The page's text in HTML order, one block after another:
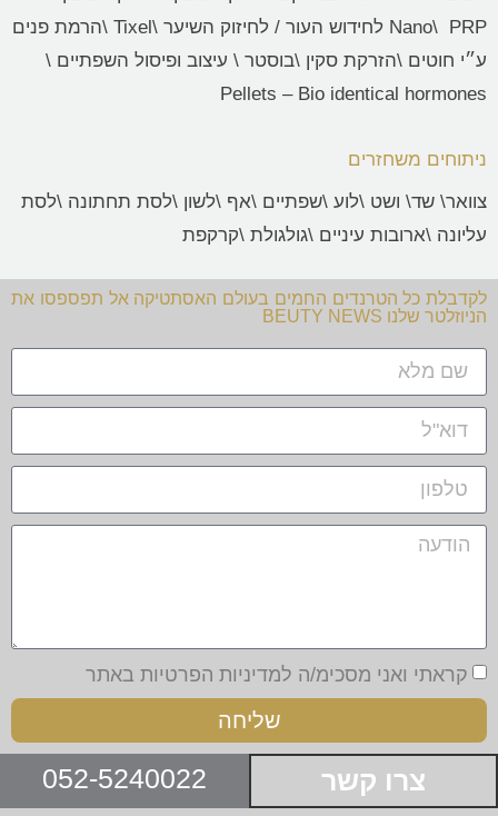
צרו קשר
Nano\ PRP לחידוש העור / לחיזוק השיער \
Tixel
\הרמת פנים
ע״י חוטים \הזרקת סקין \בוסטר \ עיצוב ופיסול השפתיים \
Pellets – Bio identical hormones
ניתוחים משחזרים
צוואר\ שד\ ושט \לוע \שפתיים \אף \לשון \לסת תחתונה \לסת
עליונה \ארובות עיניים \גולגולת \קרקפת
לקדבלת כל הטרנדים החמים בעולם האסתטיקה אל תפספסו את
הניוזלטר שלנו BEUTY NEWS
קראתי ואני מסכימ/ה למדיניות הפרטיות באתר
שליחה
צרו קשר 052-5240022